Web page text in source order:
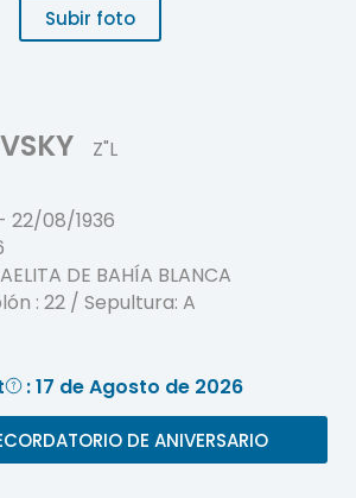
Subir foto
Z"L
22/08/1936
DE BAHÍA BLANCA
: 22 / Sepultura: A
: 17 de Agosto de 2026
DE ANIVERSARIO